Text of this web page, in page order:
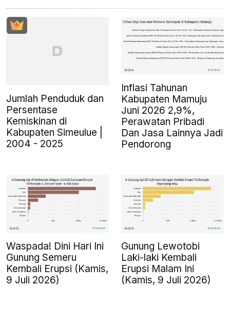
Jumlah Penduduk dan
Persentase
Kemiskinan di
Kabupaten Simeulue |
2004 - 2025
Inflasi Tahunan
Kabupaten Mamuju
Juni 2026 2,9%,
Perawatan Pribadi
Dan Jasa Lainnya Jadi
Pendorong
Waspada! Dini Hari Ini
Gunung Semeru
Kembali Erupsi (Kamis,
9 Juli 2026)
Gunung Lewotobi
Laki-laki Kembali
Erupsi Malam Ini
(Kamis, 9 Juli 2026)